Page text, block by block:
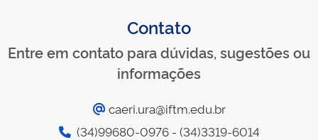
Contato
Entre em contato para dúvidas, sugestões ou
informações
caeri.ura@iftm.edu.br
(34)99680-0976 - (34)3319-6014